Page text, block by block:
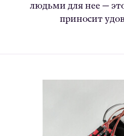
людьми для нее —
приносит